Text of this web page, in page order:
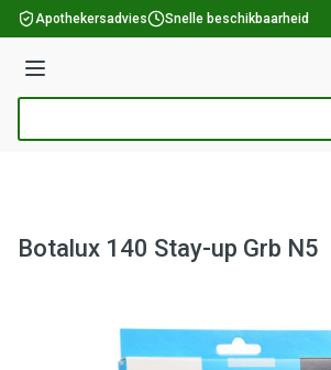
Ga naar de inhoud
Apothekersadvies Snelle beschikbaarheid
Menu
Botalux 140 Stay-up Grb N5